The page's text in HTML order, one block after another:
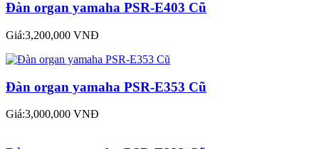
Đàn organ yamaha PSR-E353 Cũ